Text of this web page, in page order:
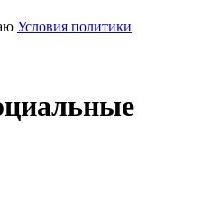
Условия политики